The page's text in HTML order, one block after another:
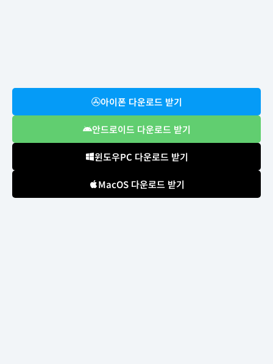
아이폰 다운로드 받기
안드로이드 다운로드 받기
윈도우PC 다운로드 받기
MacOS 다운로드 받기